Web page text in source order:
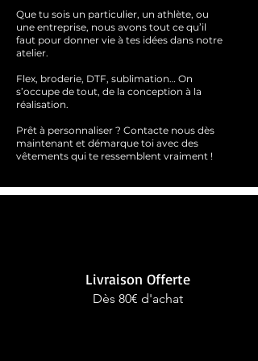
Que tu sois un particulier, un athlète, ou
une entreprise, nous avons tout ce qu’il
faut pour donner vie à tes idées dans notre
atelier.
Flex, broderie, DTF, sublimation… On
s’occupe de tout, de la conception à la
réalisation.
Prêt à personnaliser ? Contacte nous dès
maintenant et démarque toi avec des
vêtements qui te ressemblent vraiment !
Livraison Offerte
Dès 80€ d'achat